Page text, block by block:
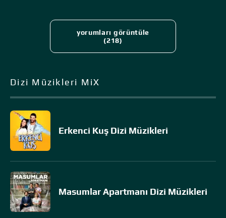
yorumları görüntüle
(218)
Dizi Müzikleri MiX
Erkenci Kuş Dizi Müzikleri
Masumlar Apartmanı Dizi Müzikleri